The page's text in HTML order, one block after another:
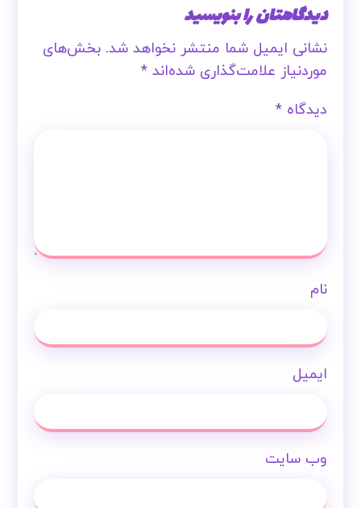
دیدگاهتان را بنویسید
نشانی ایمیل شما منتشر نخواهد شد. بخش‌های
موردنیاز علامت‌گذاری شده‌اند*
دیدگاه*
نام
ایمیل
وب‌ سایت